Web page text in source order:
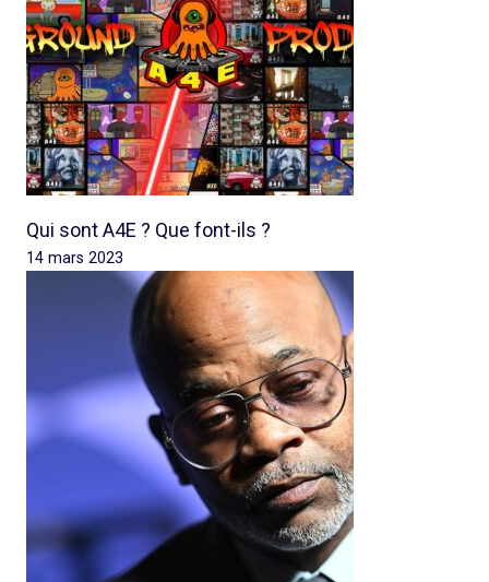
Qui sont A4E ? Que font-ils ?
14 mars 2023